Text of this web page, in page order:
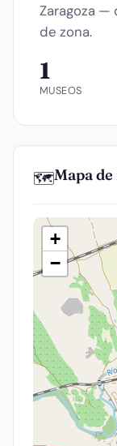
Zaragoza —
de zona.
1
MUSEOS
🗺️Mapa
+
−